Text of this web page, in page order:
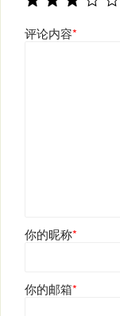
评论内容*
你的昵称*
你的邮箱*